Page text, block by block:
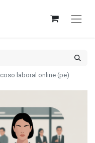
laboral online (pe)